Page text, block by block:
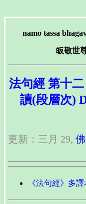
namo tassa
皈敬世
法句經 第十
讀(段層次)
更新：三月 29,
《法句經》多